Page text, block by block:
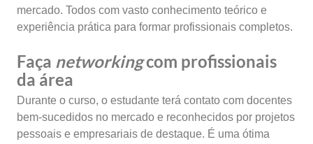
mercado. Todos com vasto conhecimento teórico e
experiência prática para formar profissionais completos.
Faça networkingcom profissionais
da área
Durante o curso, o estudante terá contato com docentes
bem-sucedidos no mercado e reconhecidos por projetos
pessoais e empresariais de destaque. É uma ótima